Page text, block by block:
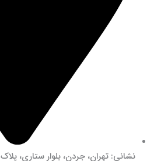
نشانی: تهران، جردن، بلوار ستاری، پلاک 3، واحد 18